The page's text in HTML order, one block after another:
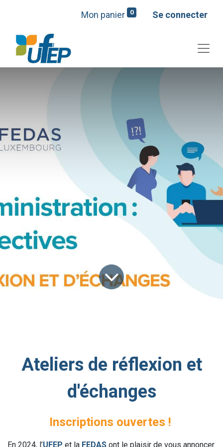
Mon panier 0 Se connecter
Ateliers de réflexion et
d'échanges
Inscriptions ouvertes !
En 2024, l’UFEP et la FEDAS ont le plaisir de vous annoncer